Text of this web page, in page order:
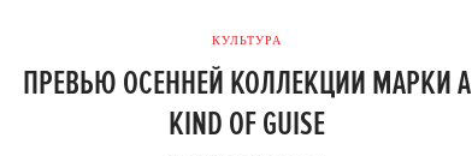
КУЛЬТУРА
ПРЕВЬЮ ОСЕННЕЙ КОЛЛЕКЦИИ МАРКИ A
KIND OF GUISE